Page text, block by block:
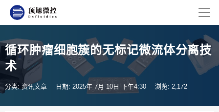
循环肿瘤细胞簇的无标记微流体分离技
术
分类: 资讯文章 日期: 2025年 7月 10日 下午4:30 浏览: 2,172